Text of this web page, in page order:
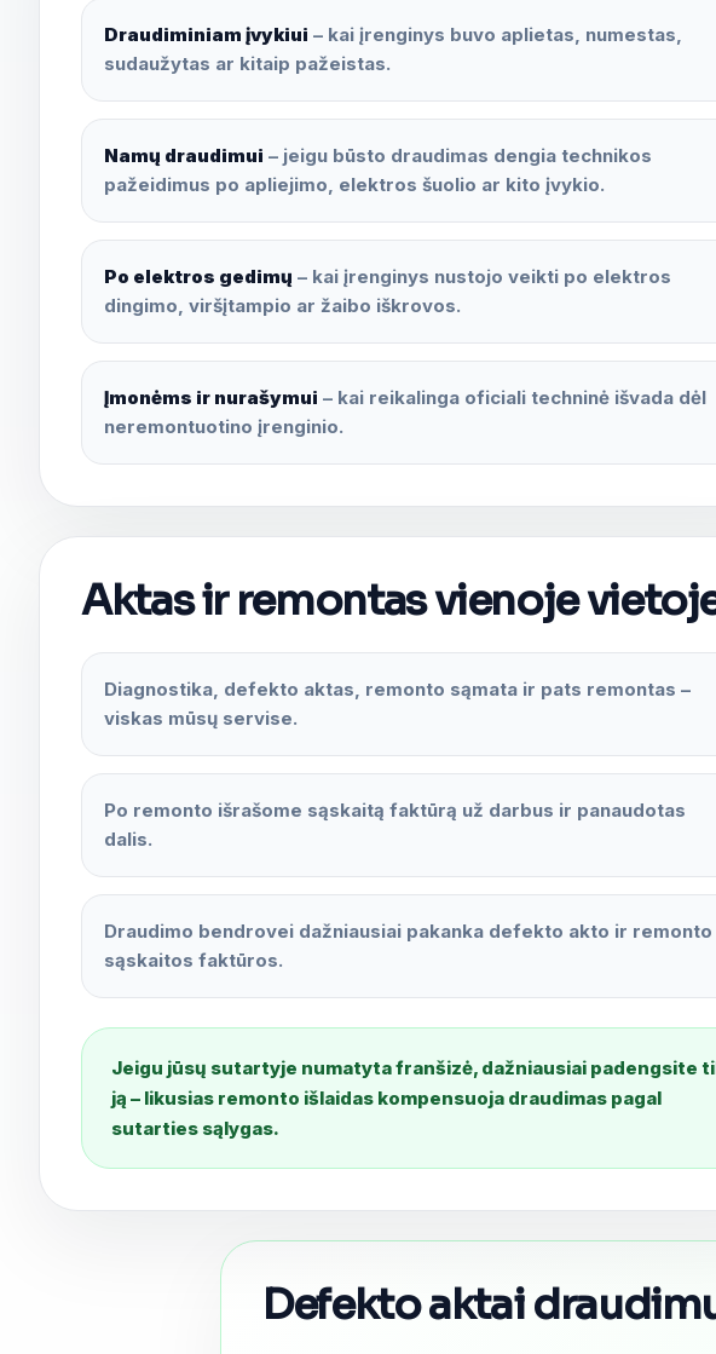
Draudiminiam įvykiui – kai įrenginys buvo aplietas, numestas,
sudaužytas ar kitaip pažeistas.
Namų draudimui – jeigu būsto draudimas dengia technikos
pažeidimus po apliejimo, elektros šuolio ar kito įvykio.
Po elektros gedimų – kai įrenginys nustojo veikti po elektros
dingimo, viršįtampio ar žaibo iškrovos.
Įmonėms ir nurašymui – kai reikalinga oficiali techninė išvada dėl
neremontuotino įrenginio.
Aktas ir remontas vienoje
Diagnostika, defekto aktas, remonto sąmata ir pats remontas –
viskas mūsų servise.
Po remonto išrašome sąskaitą faktūrą už darbus ir panaudotas
dalis.
Draudimo bendrovei dažniausiai pakanka defekto akto ir remonto
sąskaitos faktūros.
Jeigu jūsų sutartyje numatyta franšizė, dažniausiai padengsite
ją – likusias remonto išlaidas kompensuoja draudimas pagal
sutarties sąlygas.
Defekto aktai